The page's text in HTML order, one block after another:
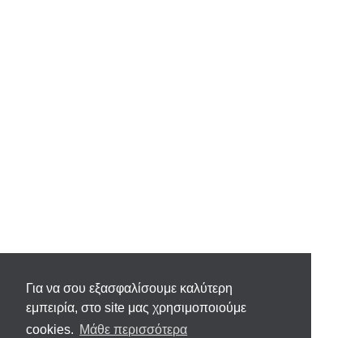
Για να σου εξασφαλίσουμε καλύτερη
εμπειρία, στο site μας χρησιμοποιούμε
cookies. Μάθε περισσότερα